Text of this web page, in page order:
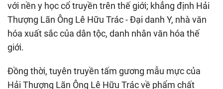
với nền y học cổ truyền trên thế giới; khẳng định Hải
Thượng Lãn Ông Lê Hữu Trác - Đại danh Y, nhà văn
hóa xuất sắc của dân tộc, danh nhân văn hóa thế
giới.
Đồng thời, tuyên truyền tấm gương mẫu mực của
Hải Thượng Lãn Ông Lê Hữu Trác về phẩm chất